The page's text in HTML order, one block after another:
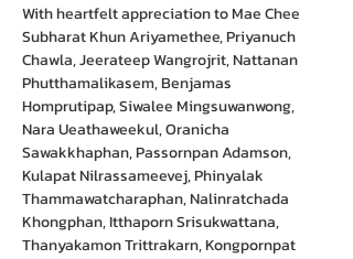
With heartfelt appreciation to Mae Chee
Subharat Khun Ariyamethee, Priyanuch
Chawla, Jeerateep Wangrojrit, Nattanan
Phutthamalikasem, Benjamas
Homprutipap, Siwalee Mingsuwanwong,
Nara Ueathaweekul, Oranicha
Sawakkhaphan, Passornpan Adamson,
Kulapat Nilrassameevej, Phinyalak
Thammawatcharaphan, Nalinratchada
Khongphan, Itthaporn Srisukwattana,
Thanyakamon Trittrakarn, Kongpornpat